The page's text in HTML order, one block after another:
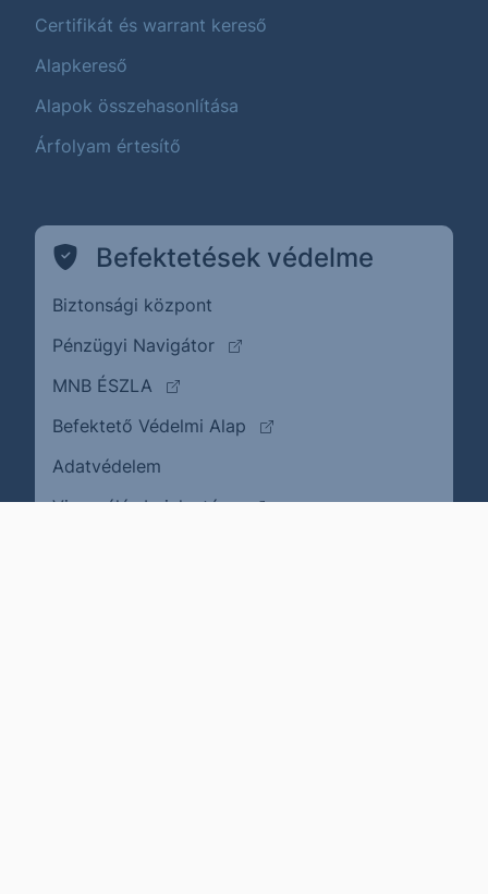
Certifikát és warrant kereső
Alapkereső
Alapok összehasonlítása
Árfolyam értesítő
Befektetések védelme
Biztonsági központ
Pénzügyi Navigátor
(külső oldalra ugrik)
MNB ÉSZLA
(külső oldalra ugrik)
Befektető Védelmi Alap
(külső oldalra ugrik)
Adatvédelem
Visszaélés bejelentése(külső oldalra ugrik)